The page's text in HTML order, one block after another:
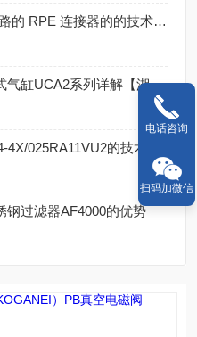
史陶比尔R-134a 的空调回路的 RPE 连接器的的技术参数
日本CKD喜开理导杆组合式气缸UCA2系列详解【湖南中村】
钢过滤器AF4000的优势
电话咨询
扫码加微信